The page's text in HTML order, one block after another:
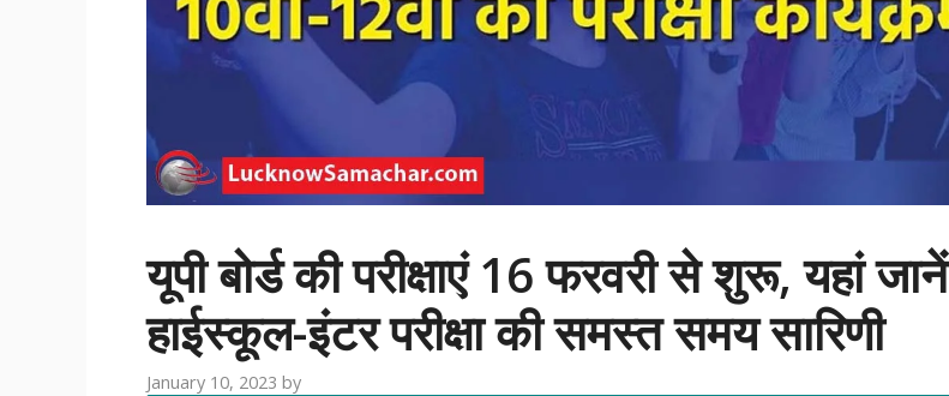
यूपी बोर्ड की परीक्षाएं 16 फरवरी से शुरू, यहां जानें
हाईस्कूल-इंटर परीक्षा की समस्त समय सारिणी
January 10, 2023 by